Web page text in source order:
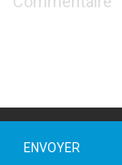
ENVOYER